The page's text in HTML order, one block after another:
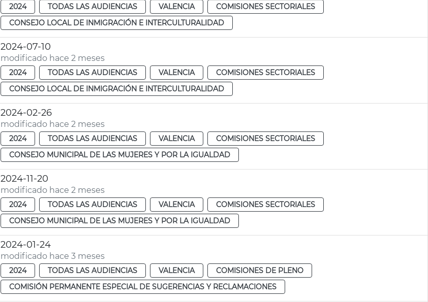
2024 TODAS LAS AUDIENCIAS VALENCIA
COMISIONES SECTORIALES
CONSEJO LOCAL DE INMIGRACIÓN E INTERCULTURALIDAD
2024-07-10
modificado hace 2 meses
2024 TODAS LAS AUDIENCIAS VALENCIA
COMISIONES SECTORIALES
CONSEJO LOCAL DE INMIGRACIÓN E INTERCULTURALIDAD
2024-02-26
modificado hace 2 meses
2024 TODAS LAS AUDIENCIAS VALENCIA
COMISIONES SECTORIALES
CONSEJO MUNICIPAL DE LAS MUJERES Y POR LA IGUALDAD
2024-11-20
modificado hace 2 meses
2024 TODAS LAS AUDIENCIAS VALENCIA
COMISIONES SECTORIALES
CONSEJO MUNICIPAL DE LAS MUJERES Y POR LA IGUALDAD
2024-01-24
modificado hace 3 meses
2024 TODAS LAS AUDIENCIAS VALENCIA
COMISIONES DE PLENO
COMISIÓN PERMANENTE ESPECIAL DE SUGERENCIAS Y RECLAMACIONES